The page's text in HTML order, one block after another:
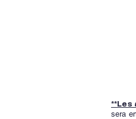
**Les
sera